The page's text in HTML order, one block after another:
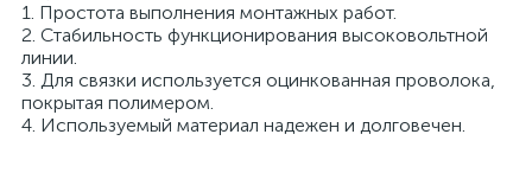
1. Простота выполнения монтажных работ.
2. Стабильность функционирования высоковольтной
линии.
3. Для связки используется оцинкованная проволока,
покрытая полимером.
4. Используемый материал надежен и долговечен.